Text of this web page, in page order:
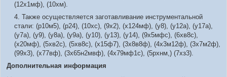
(12х1мф), (10хм).
Также осуществляется заготавливание инструментальной
стали: (р10м5), (р24), (10хс), (9х2), (х124мф), (у8), (у12а), (у17а),
(у7а), (у9), (у8а), (у9а), (у10), (у13), (у14), (9х5мфс), (6хв8с),
(х20мф), (5хв2с), (5хв8с), (х15ф7), (3х8в8ф), (4х3м12ф), (3х7м2ф),
(99х3), (х77вф), (3х65н2мвф), (4х79мф1с), (5рхнм,) (7хз3).
Дополнительная информация